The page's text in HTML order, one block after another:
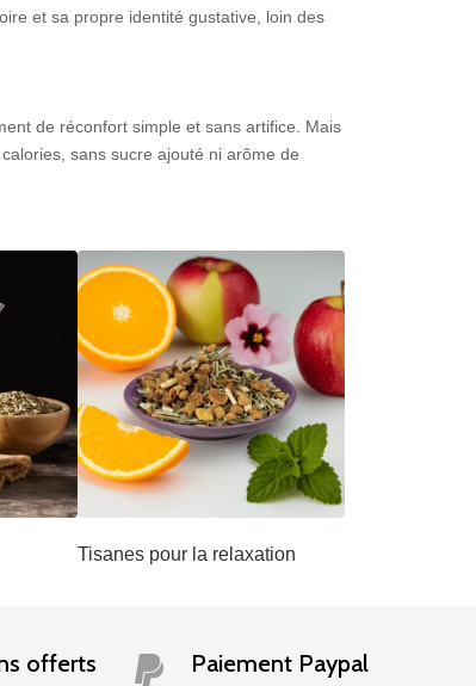
et sa propre identité gustative, loin des
de réconfort simple et sans artifice. Mais
sans sucre ajouté ni arôme de
Tisanes pour la relaxation
offerts  Paiement Paypal